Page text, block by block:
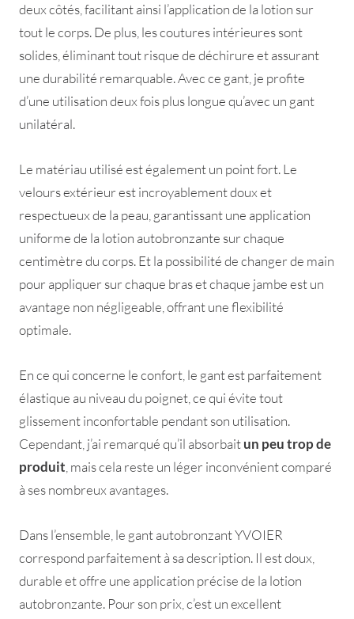
deux côtés, facilitant ainsi l’application de la lotion sur
tout le corps. De plus, les coutures intérieures sont
solides, éliminant tout risque de déchirure et assurant
une durabilité remarquable. Avec ce gant, je profite
d’une utilisation deux fois plus longue qu’avec un gant
unilatéral.
Le matériau utilisé est également un point fort. Le
velours extérieur est incroyablement doux et
respectueux de la peau, garantissant une application
uniforme de la lotion autobronzante sur chaque
centimètre du corps. Et la possibilité de changer de main
pour appliquer sur chaque bras et chaque jambe est un
avantage non négligeable, offrant une flexibilité
optimale.
En ce qui concerne le confort, le gant est parfaitement
élastique au niveau du poignet, ce qui évite tout
glissement inconfortable pendant son utilisation.
Cependant, j’ai remarqué qu’il absorbaitun peu trop de
produit, mais cela reste un léger inconvénient comparé
à ses nombreux avantages.
Dans l’ensemble, le gant autobronzant YVOIER
correspond parfaitement à sa description. Il est doux,
durable et offre une application précise de la lotion
autobronzante. Pour son prix, c’est un excellent